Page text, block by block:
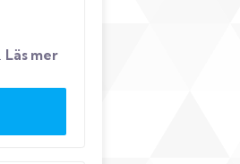
Läs mer